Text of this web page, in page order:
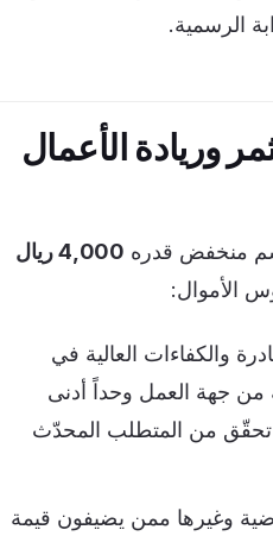
الرسمية.
وريادة الأعمال
منخفض قدره 4,000 ريال
الأموال:
والكفاءات العالية في
من جهة العمل وحداً أدنى
في بعض الحالات نحو 80,000 ريال) — تحقّق من المتطلب المحدّث
وغيرها ممن يضيفون قيمة